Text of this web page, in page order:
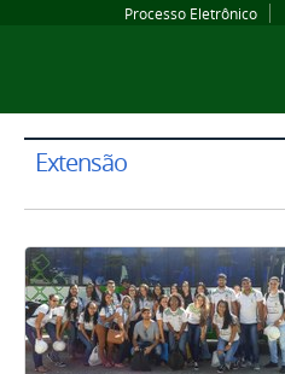
Processo Eletrônico
Extensão